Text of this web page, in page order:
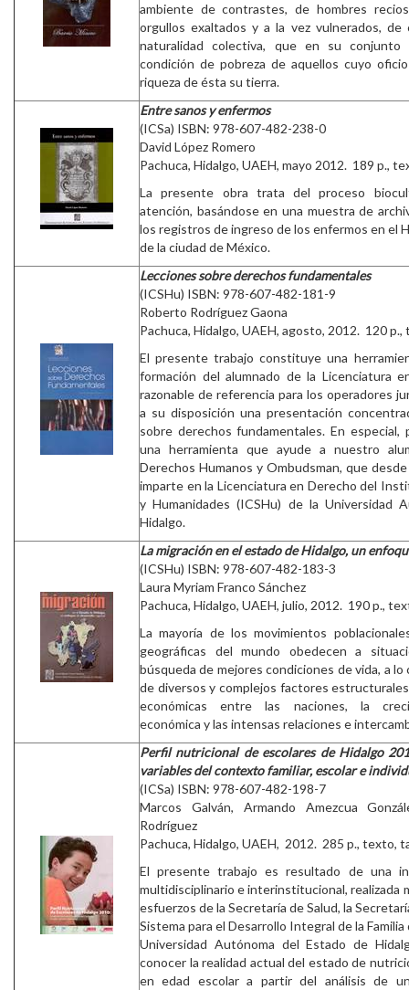
ambiente de contrastes, de hombres
orgullos exaltados y a la vez vulnerados, de
naturalidad colectiva, que en su conjunto
condición de pobreza de aquellos cuyo
riqueza de ésta su tierra.
Entre sanos y enfermos
(ICSa) ISBN: 978-607-482-238-0
David López Romero
Pachuca, Hidalgo, UAEH, mayo 2012. 189 p.,
La presente obra trata del proceso
atención, basándose en una muestra de
los registros de ingreso de los enfermos en el
de la ciudad de México.
Lecciones sobre derechos fundamentales
(ICSHu) ISBN: 978-607-482-181-9
Roberto Rodríguez Gaona
Pachuca, Hidalgo, UAEH, agosto, 2012. 120
El presente trabajo constituye una
formación del alumnado de la Licenciatura
razonable de referencia para los operadores
a su disposición una presentación
sobre derechos fundamentales. En
una herramienta que ayude a nuestro
Derechos Humanos y Ombudsman, que
imparte en la Licenciatura en Derecho del
y Humanidades (ICSHu) de la Universidad
Hidalgo.
La migración en el estado de Hidalgo, un
(ICSHu) ISBN: 978-607-482-183-3
Laura Myriam Franco Sánchez
Pachuca, Hidalgo, UAEH, julio, 2012. 190 p.,
La mayoría de los movimientos
geográficas del mundo obedecen a
búsqueda de mejores condiciones de vida, a lo
de diversos y complejos factores
económicas entre las naciones, la
económica y las intensas relaciones e
Perfil nutricional de escolares de Hidalgo
variables del contexto familiar, escolar e
(ICSa) ISBN: 978-607-482-198-7
Marcos Galván, Armando Amezcua
Rodríguez
Pachuca, Hidalgo, UAEH, 2012. 285 p., texto,
El presente trabajo es resultado de una
multidisciplinario e interinstitucional, realizada
esfuerzos de la Secretaría de Salud, la
Sistema para el Desarrollo Integral de la
Universidad Autónoma del Estado de
conocer la realidad actual del estado de
en edad escolar a partir del análisis de